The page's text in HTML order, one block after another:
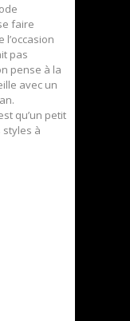
faire
l’occasion
pas
pense à la
avec un
qu’un petit
à